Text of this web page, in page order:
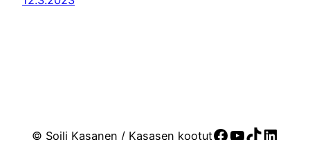
© Soili Kasanen / Kasasen kootutFacebook
YouTube
TikTok